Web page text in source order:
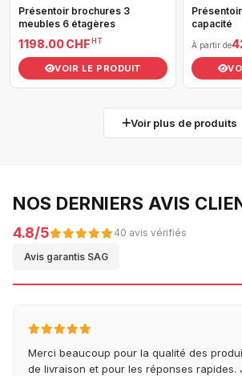
Présentoir brochures 3
meubles 6 étagères
1 198.00 CHF HT
VOIR LE PRODUIT
capacité
À partir de
Voir plus de produits
NOS DERNIERS AVIS
4.8/5 40 avis vérifiés
Avis garantis SAG
Merci beaucoup pour la qualité des
de livraison et pour les réponses rapides.